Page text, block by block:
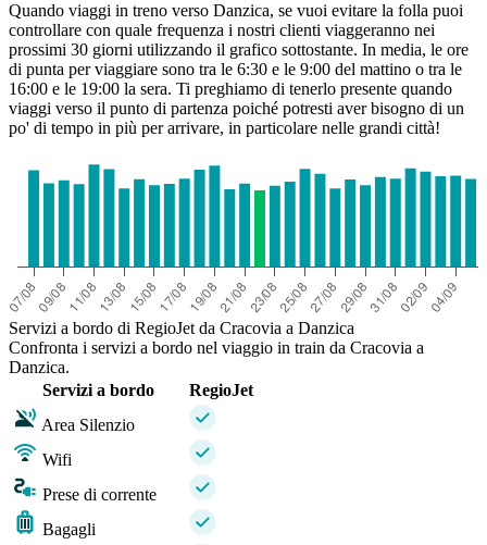
Quando viaggi in treno verso Danzica, se vuoi evitare la folla puoi
controllare con quale frequenza i nostri clienti viaggeranno nei
prossimi 30 giorni utilizzando il grafico sottostante. In media, le ore
di punta per viaggiare sono tra le 6:30 e le 9:00 del mattino o tra le
16:00 e le 19:00 la sera. Ti preghiamo di tenerlo presente quando
viaggi verso il punto di partenza poiché potresti aver bisogno di un
po' di tempo in più per arrivare, in particolare nelle grandi città!
Servizi a bordo di RegioJet da Cracovia a Danzica
Confronta i servizi a bordo nel viaggio in train da Cracovia a
Danzica.
Servizi a bordo
RegioJet
Area Silenzio
Wifi
Prese di corrente
Bagagli